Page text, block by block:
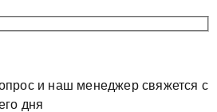
и наш менеджер свяжется с
дня